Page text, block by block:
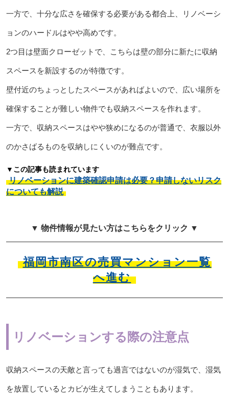
一方で、十分な広さを確保する必要がある都合上、リノベーシ
ョンのハードルはやや高めです。
2つ目は壁面クローゼットで、こちらは壁の部分に新たに収納
スペースを新設するのが特徴です。
壁付近のちょっとしたスペースがあればよいので、広い場所を
確保することが難しい物件でも収納スペースを作れます。
一方で、収納スペースはやや狭めになるのが普通で、衣服以外
のかさばるものを収納しにくいのが難点です。
▼この記事も読まれています
リノベーションに建築確認申請は必要？申請しないリスク
についても解説
▼ 物件情報が見たい方はこちらをクリック ▼
福岡市南区の売買マンション一覧
へ進む
リノベーションする際の注意点
収納スペースの天敵と言っても過言ではないのが湿気で、湿気
を放置しているとカビが生えてしまうこともあります。